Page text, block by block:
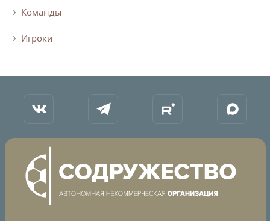
О турнире
Архив турниров
Команды
Игроки